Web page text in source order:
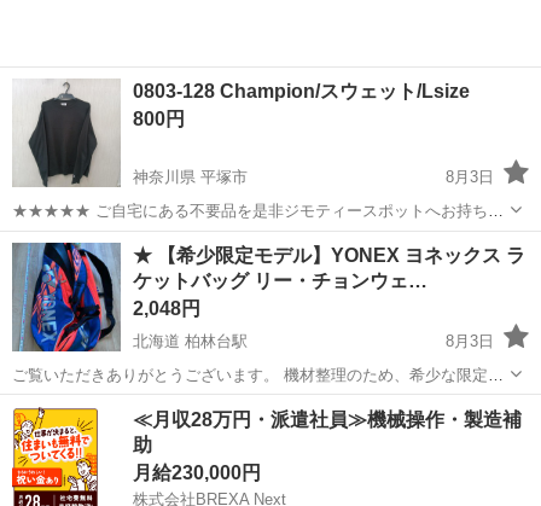
0803-128 Champion/スウェット/Lsize
800円
神奈川県 平塚市
8月3日
★★★★★ ご自宅にある不要品を是非ジモティースポットへお持ち込
みしませんか？ 家電、趣味・スポーツ・レジャー用品、こども用品、
衣料服飾品、生活雑貨、家具、本、CD・DVDなどが無料でまとめて持
ち込めます！ ※詳細はこ...
神奈川 平塚市 トレーナー 現地
★ 【希少限定モデル】YONEX ヨネックス ラ
ケットバッグ リー・チョンウェ…
2,048円
北海道 柏林台駅
8月3日
ご覧いただきありがとうございます。 機材整理のため、希少な限定モ
デルのヨネックス ラケットバッグを出品いたします。
━━━━━━━━━━━━━━ 【商品の説明】
北海道 帯広市 柏林台駅 その他
≪月収28万円・派遣社員≫機械操作・製造補
助
月給230,000円
株式会社BREXA Next